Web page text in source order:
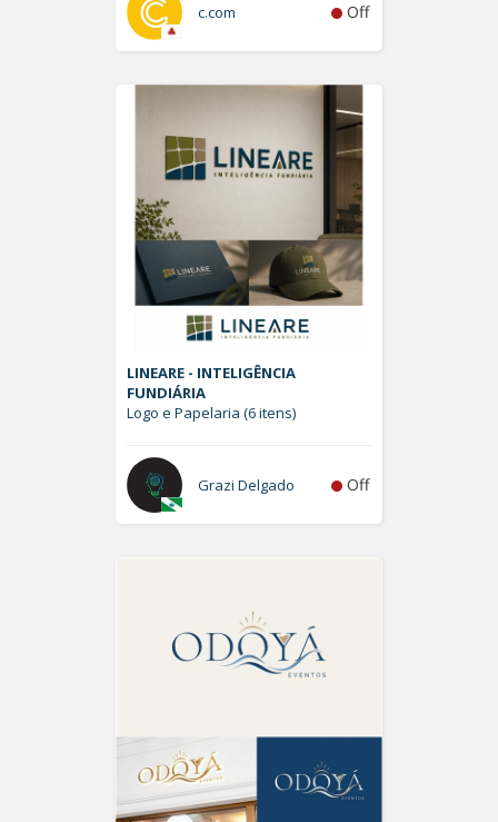
c.com Off
LINEARE - INTELIGÊNCIA
FUNDIÁRIA
Logo e Papelaria (6 itens)
Grazi Delgado Off